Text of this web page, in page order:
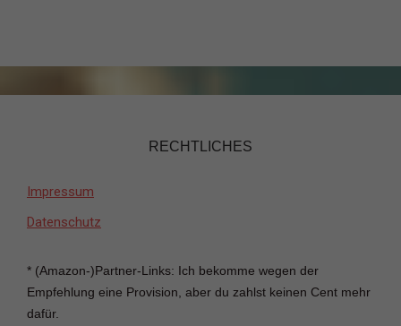
RECHTLICHES
Impressum
Datenschutz
* (Amazon-)Partner-Links: Ich bekomme wegen der
Empfehlung eine Provision, aber du zahlst keinen Cent mehr
dafür.